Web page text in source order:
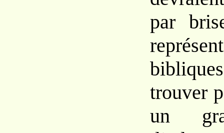
par
trouver
un